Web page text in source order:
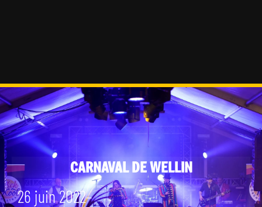
CARNAVAL DE WELLIN
26 juin 2022–